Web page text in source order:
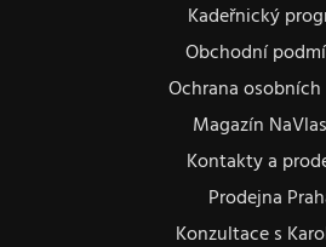
Kadeřnický
Obchodní
Ochrana
Magazín
Kontakty a
Prodejna
Konzultace s